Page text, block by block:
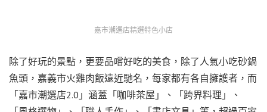
嘉市潮選店精選特色小店
除了好玩的景點，更要品嚐好吃的美食，除了人氣小吃砂鍋
魚頭，嘉義市火雞肉飯遠近馳名，每家都有各自擁護者，而
「嘉市潮選店2.0」涵蓋「咖啡茶屋」、「跨界料理」、